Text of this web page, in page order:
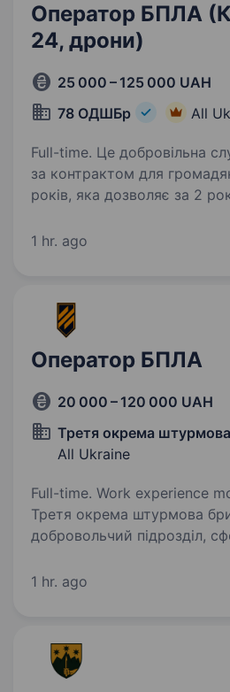
Оператор БПЛА
24, дрони)
25 000 – 125 000 UAH
78 ОДШБр
All
Full-time. Це добровільна служба
за контрактом для
років, яка дозволяє за 2
та соціальні гарантії, яких
1 hr. ago
Оператор БПЛА
20 000 – 120 000 UAH
Третя окрема
All Ukraine
Full-time. Work experience
Третя окрема штурмова
добровольчий підрозділ,
Засновник — перший
1 hr. ago